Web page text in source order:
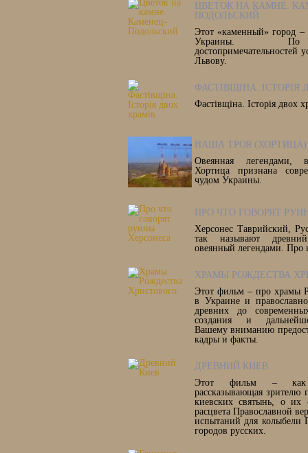
ЦВЕТОК НА КАМНЕ.
ПОДОЛЬСКИЙ
Этот «каменный» город –
Украины. По
достопримечательностей
Львову.
ФАСТІВЩІНА. ІСТОРІЯ
Фастівщіна. Історія двох
НАША ТРОЯ (ХОРТИЦА)
Овеянная легендами,
Хортица признана
чудом Украины.
ПРО ЧТО ГОВОРЯТ
Херсонес Таврийский,
так называют
овеянный легендами. Про
ХРАМЫ РОЖДЕСТВА
Этот фильм – про храмы
в Украине и
древних до
создания и
Вашему вниманию
кадры и факты.
ДРЕВНИЙ КИЕВ
Этот фильм – как
рассказывающая зрителю
киевских святынь, о их
расцвета Православной
испытаний для колыбели
городов русских.